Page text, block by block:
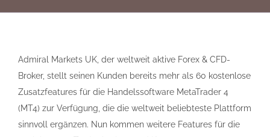
Admiral Markets UK, der weltweit aktive Forex & CFD-
Broker, stellt seinen Kunden bereits mehr als 60 kostenlose
Zusatzfeatures für die Handelssoftware MetaTrader 4
(MT4) zur Verfügung, die die weltweit beliebteste Plattform
sinnvoll ergänzen. Nun kommen weitere Features für die